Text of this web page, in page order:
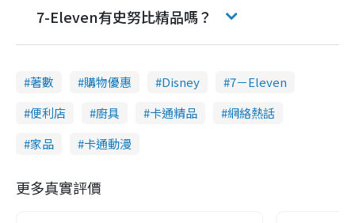
7-Eleven有史努比精品嗎？
著數 購物優惠 Disney
7－Eleven
便利店
廚具 卡通精品
網絡熱話
家品
卡通動漫
更多真實評價